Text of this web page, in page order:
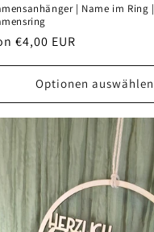
| Name im Ring |
€4,00 EUR
Optionen auswählen